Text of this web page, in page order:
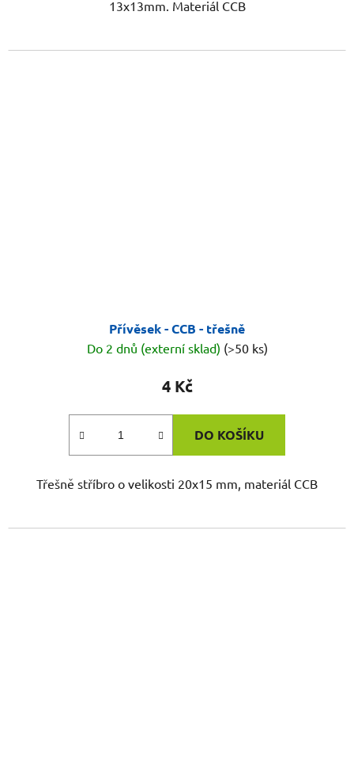
13x13mm. Materiál CCB
Přívěsek - CCB - třešně
Do 2 dnů (externí sklad) (>50 ks)
4 Kč
DO KOŠÍKU
Třešně stříbro o velikosti 20x15 mm, materiál CCB